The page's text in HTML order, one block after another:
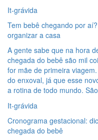
It-grávida
Tem bebê chegando por
organizar a casa
A gente sabe que na hora
chegada do bebê são mil
for mãe de primeira
do enxoval, já que esse
a rotina de todo mundo.
It-grávida
Cronograma gestacional:
chegada do bebê